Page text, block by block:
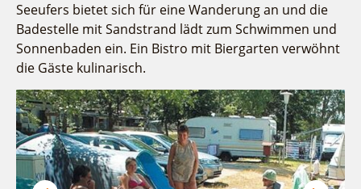
Seeufers bietet sich für eine Wanderung an und die
Badestelle mit Sandstrand lädt zum Schwimmen und
Sonnenbaden ein. Ein Bistro mit Biergarten verwöhnt
die Gäste kulinarisch.